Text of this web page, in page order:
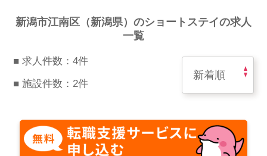
その他のお問い合わせ
スマイルカのsmileコラム
紹介会社を使うメリットについて
介護・看護のお仕事について
新潟市江南区（新潟県）のショートステイの求人
一覧
■ 求人件数：4件
■ 施設件数：2件